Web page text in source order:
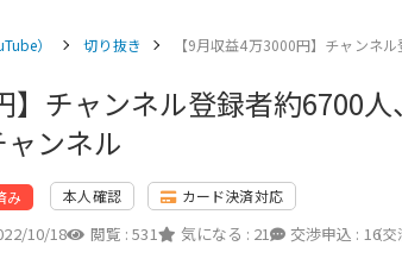
） 切り抜き 【9月収益4万3000円】チャンネ
】チャンネル登録者約6700
ンネル
み 本人確認 カード決済対応
10/18 閲覧 :531 気になる : 21 交渉申込 : 16
（交